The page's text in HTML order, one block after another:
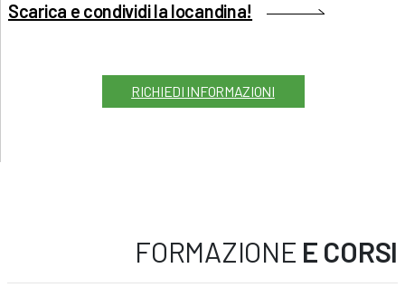
Scarica e condividi la locandina!
RICHIEDI INFORMAZIONI
FORMAZIONE E CORSI